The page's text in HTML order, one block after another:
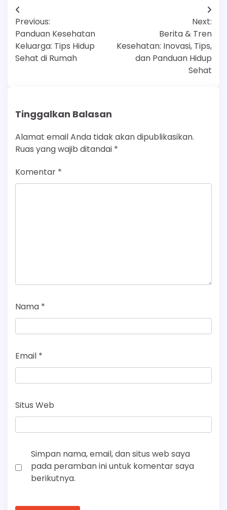
Navigasi
pos
Previous:
Panduan Kesehatan
Keluarga: Tips Hidup
Sehat di Rumah
Next:
Berita & Tren
Kesehatan: Inovasi, Tips,
dan Panduan Hidup
Sehat
Tinggalkan Balasan
Alamat email Anda tidak akan dipublikasikan.
Ruas yang wajib ditandai *
Komentar *
Nama *
Email *
Situs Web
Simpan nama, email, dan situs web saya
pada peramban ini untuk komentar saya
berikutnya.